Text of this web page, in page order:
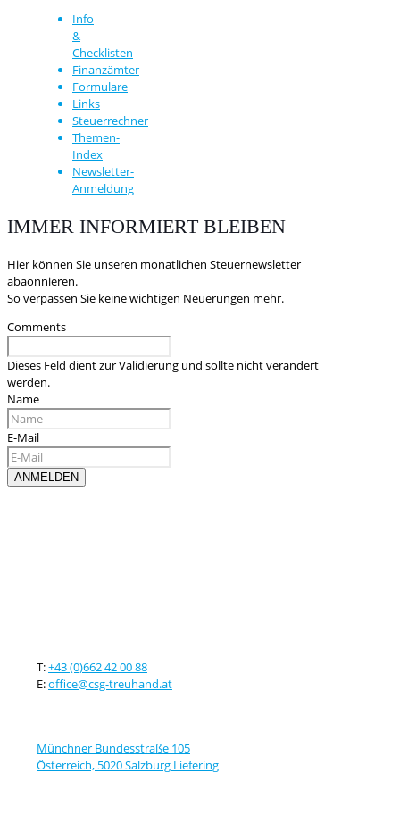
Info
&
Checklisten
Finanzämter
Formulare
Links
Steuerrechner
Themen-
Index
Newsletter-
Anmeldung
IMMER INFORMIERT BLEIBEN
Hier können Sie unseren monatlichen Steuernewsletter
abaonnieren.
So verpassen Sie keine wichtigen Neuerungen mehr.
Comments
Dieses Feld dient zur Validierung und sollte nicht verändert
werden.
Name
E-Mail
T:+43 (0)662 42 00 88
E:office@csg-treuhand.at
Münchner Bundesstraße 105
Österreich, 5020 Salzburg Liefering